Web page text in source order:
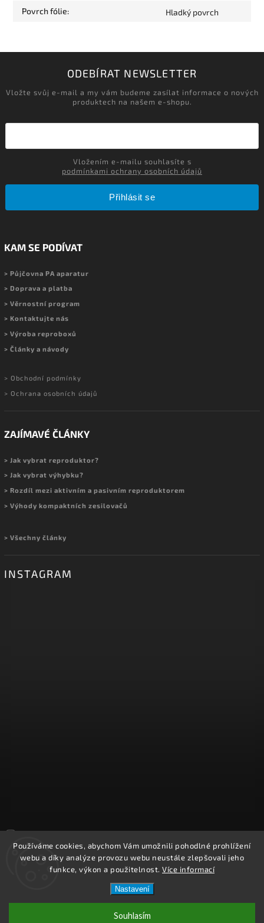
Používáme cookies, abychom Vám umožnili pohodlné prohlížení
webu a díky analýze provozu webu neustále zlepšovali jeho
funkce, výkon a použitelnost. Více informací
Nastavení
Souhlasím
Povrch fólie: Hladký povrch
ODEBÍRAT NEWSLETTER
Vložte svůj e-mail a my vám budeme zasílat informace o nových
produktech na našem e-shopu.
podmínkami ochrany osobních údajů
Přihlásit se
KAM SE PODÍVAT
> Půjčovna PA aparatur
> Doprava a platba
> Věrnostní program
> Kontaktujte nás
> Výroba reproboxů
> Články a návody
> Obchodní podmínky
> Ochrana osobních údajů
ZAJÍMAVÉ ČLÁNKY
> Jak vybrat reproduktor?
> Jak vybrat výhybku?
> Rozdíl mezi aktivním a pasivním reproduktorem
> Výhody kompaktních zesilovačů
> Všechny články
INSTAGRAM
Copyright 2026REPROOBCHOD.cz. Všechna práva vyhrazena.
Upravit nastavení cookies
Shoptet